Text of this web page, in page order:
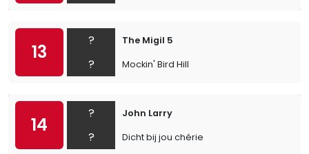
13
?
?
The Migil 5
Mockin' Bird Hill
14
?
?
John Larry
Dicht bij jou chérie